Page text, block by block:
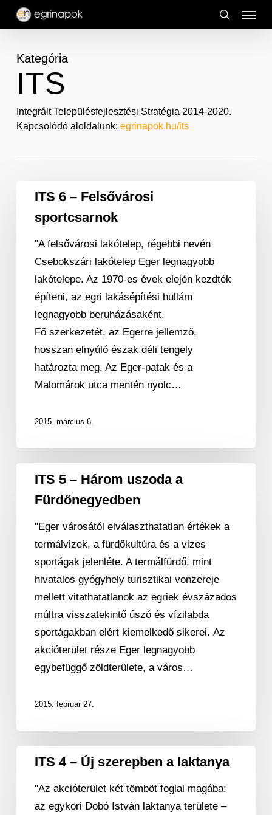
Skip
content
search
Menu
Kategória
ITS
Integrált Településfejlesztési Stratégia 2014-2020.
Kapcsolódó aloldalunk: egrinapok.hu/its
Felsővárosi
sportcsarnok
ITS 6 – Felsővárosi
sportcsarnok
"A felsővárosi lakótelep, régebbi nevén
Csebokszári lakótelep Eger legnagyobb
lakótelepe. Az 1970‐es évek elején kezdték
építeni, az egri lakásépítési hullám
legnagyobb beruházásaként.
Fő szerkezetét, az Egerre jellemző,
hosszan elnyúló észak déli tengely
határozta meg. Az Eger‐patak és a
Malomárok utca mentén nyolc…
2015. március 6.
Három
uszoda
Fürdőnegyedben
ITS 5 – Három uszoda a
Fürdőnegyedben
"Eger városától elválaszthatatlan értékek a
termálvizek, a fürdőkultúra és a vizes
sportágak jelenléte. A termálfürdő, mint
hivatalos gyógyhely turisztikai vonzereje
mellett vitathatatlanok az egriek évszázados
múltra visszatekintő úszó és vízilabda
sportágakban elért kiemelkedő sikerei. Az
akcióterület része Eger legnagyobb
egybefüggő zöldterülete, a város…
2015. február 27.
ITS 4 – Új szerepben a laktanya
"Az akcióterület két tömböt foglal magába:
az egykori Dobó István laktanya területe –